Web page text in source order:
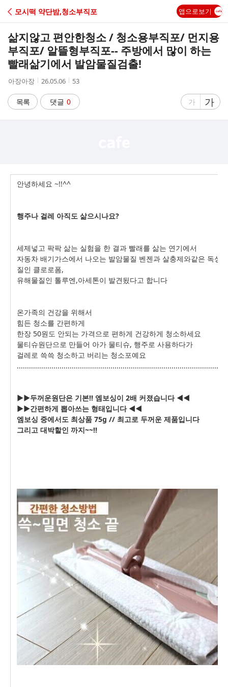
C
A
모시떡 약단밤,청소부직포 앱으로보기
삶지않고 편안한청소 / 청소용부직포/ 먼지용
부직포/ 알뜰형부직포-- 주방에서 많이 하는
빨래삶기에서 발암물질검출!
작
자
아장아장
작
시
간
26.05.06
조
수
53
목록 댓글 0
글
게
가
글
자
게
가
안녕하세요 ~!!^^
행주나 걸레 아직도 삶으시나요?
세제넣고 팍팍 삶는 실험을 한 결과 빨래를 삶는 연기에서
자동차 배기가스에서 나오는 발암물질 벤젠과 살충제와같은 독성물
질인 클로로폼,
유해물질인 톨루엔,아세톤이 발견됬다고 합니다
온가족의 건강을 위해서
힘든 청소를 간편하게
한장 50원도 안되는 가격으로 편하게 건강하게 청소하세요
물티슈원단으로 만들어 아가 물티슈, 행주로 사용하다가
걸레로 쓱쓱 청소하고 버리는 청소포예요
▶▶두꺼운원단은 기본!! 엠보싱이 2배 커졌습니다 ◀◀
▶▶간편하게 뽑아쓰는 형태입니다 ◀◀
엠보싱 중에서도 최상품 75g // 최고로 두꺼운 제품입니다
그리고 대박할인 까지~~!!